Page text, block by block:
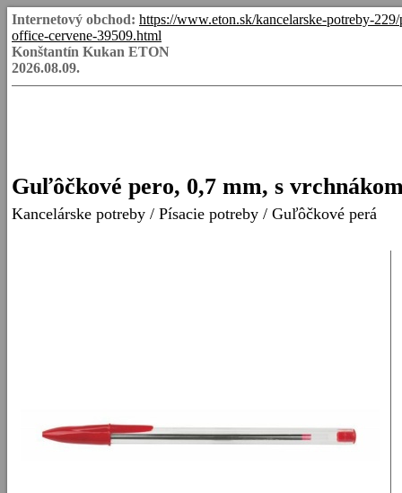
Internetový obchod: https://www.eton.sk/kancelarske-potreby-
office-cervene-39509.html
Konštantín Kukan ETON
2026.08.09.
Guľôčkové pero, 0,7 mm, s
Kancelárske potreby / Písacie potreby / Guľôčkové perá